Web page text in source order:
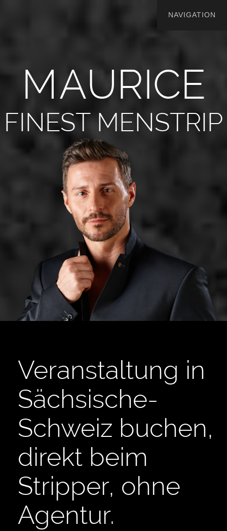
MAURICE
FINEST MENSTRIP
Veranstaltung in
Sächsische-
Schweiz buchen,
direkt beim
Stripper, ohne
Agentur.